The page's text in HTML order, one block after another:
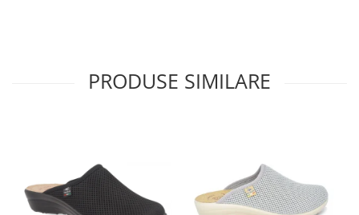
PRODUSE SIMILARE